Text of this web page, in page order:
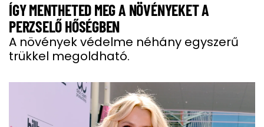
ÍGY MENTHETED MEG A NÖVÉNYEKET A
PERZSELŐ HŐSÉGBEN
A növények védelme néhány egyszerű
trükkel megoldható.